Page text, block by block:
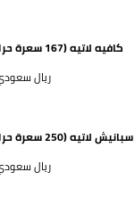
كافيه لاتيه (167 سعرة حرارية)
52 ريال
سبانيش لاتيه (250 سعرة حرارية)
58 ريال